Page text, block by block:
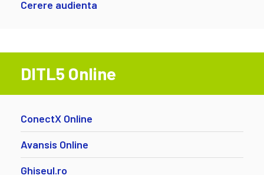
Cerere audienta
DITL5 Online
ConectX Online
Avansis Online
Ghiseul.ro